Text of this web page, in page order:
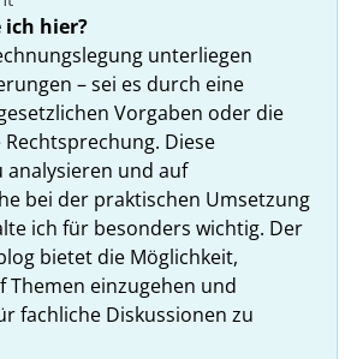
ich hier?
unterliegen
– sei es durch eine
Vorgaben oder die
Diese
analysieren und auf
bei der praktischen Umsetzung
ich für besonders wichtig. Der
bietet die Möglichkeit,
Themen einzugehen und
fachliche Diskussionen zu